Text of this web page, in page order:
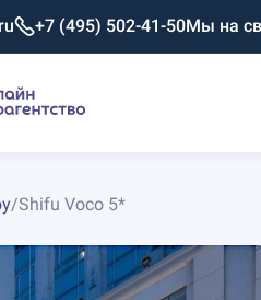
+7 (495) 502-41-50Мы на
/Shifu Voco 5*